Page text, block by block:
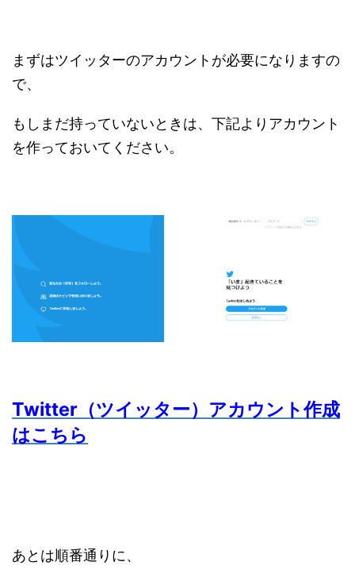
まずはツイッターのアカウントが必要になりますの
で、
もしまだ持っていないときは、下記よりアカウント
を作っておいてください。
Twitter（ツイッター）アカウント作成
はこちら
あとは順番通りに、